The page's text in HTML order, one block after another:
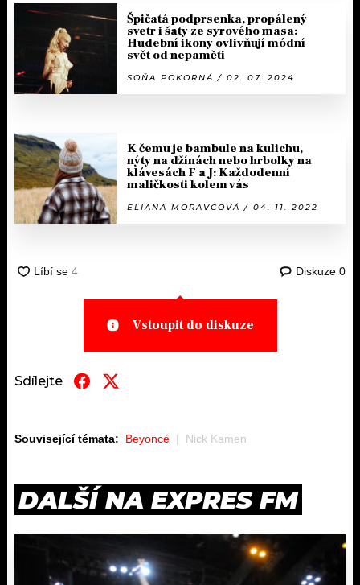
Špičatá podprsenka, propálený
svetr i šaty ze syrového masa:
Hudební ikony ovlivňují módní
svět od nepaměti
SOŇA POKORNÁ / 02. 07. 2024
K čemu je bambule na kulichu,
nýty na džínách nebo hrbolky na
klávesách F a J: Každodenní
maličkosti kolem vás
ELIANA MORAVCOVÁ / 04. 11. 2022
Diskuze 0
Vstoupit do diskuze
Sdílejte
Související témata: Beyoncé Nick Kamen
DALŠÍ NA EXPRES FM